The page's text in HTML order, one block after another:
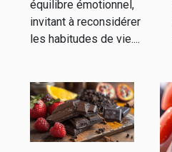
équilibre émotionnel,
invitant à reconsidérer
les habitudes de vie....